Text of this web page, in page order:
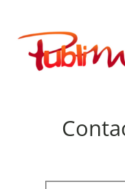
contenu
Publimath